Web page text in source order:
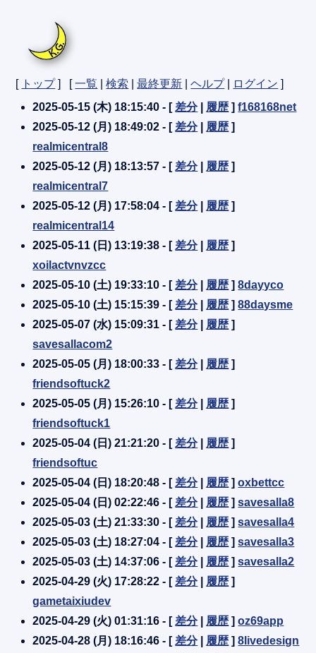
[ トップ] [一覧 |検索 |最終更新 |ヘルプ| ログイン ]
2025-05-15 (木) 18:15:40 - [ 差分| 履歴]f168168net
2025-05-12 (月) 18:49:02 - [ 差分| 履歴]
realmicentral8
2025-05-12 (月) 18:13:57 - [ 差分| 履歴]
realmicentral7
2025-05-12 (月) 17:58:04 - [ 差分| 履歴]
realmicentral14
2025-05-11 (日) 13:19:38 - [ 差分| 履歴]
xoilactvnvzcc
2025-05-10 (土) 19:33:10 - [ 差分| 履歴]8dayyco
2025-05-10 (土) 15:15:39 - [ 差分| 履歴]88daysme
2025-05-07 (水) 15:09:31 - [ 差分| 履歴]
savesallacom2
2025-05-05 (月) 18:00:33 - [ 差分| 履歴]
friendsoftuck2
2025-05-05 (月) 15:26:10 - [ 差分| 履歴]
friendsoftuck1
2025-05-04 (日) 21:21:20 - [ 差分| 履歴]
friendsoftuc
2025-05-04 (日) 18:20:48 - [ 差分| 履歴]oxbettcc
2025-05-04 (日) 02:22:46 - [ 差分| 履歴]savesalla8
2025-05-03 (土) 21:33:30 - [ 差分| 履歴]savesalla4
2025-05-03 (土) 18:27:04 - [ 差分| 履歴]savesalla3
2025-05-03 (土) 14:37:06 - [ 差分| 履歴]savesalla2
2025-04-29 (火) 17:28:22 - [ 差分| 履歴]
gametaixiudev
2025-04-29 (火) 01:31:16 - [ 差分| 履歴]oz69app
2025-04-28 (月) 18:16:46 - [ 差分| 履歴]8livedesign